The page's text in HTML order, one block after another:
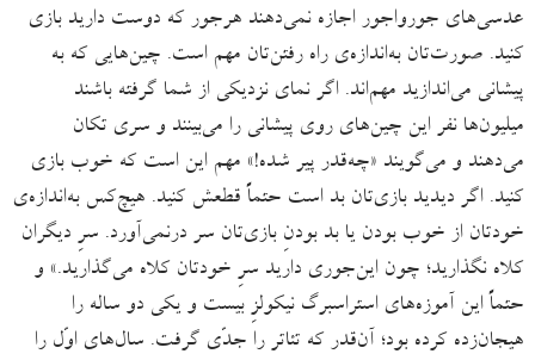
عدسی‌های جورواجور اجازه نمی‌دهند هرجور که دوست دارید بازی
کنید. صورت‌تان به‌اندازه‌ی راه رفتن‌تان مهم است. چین‌هایی که به
پیشانی می‌اندازید مهم‌اند. اگر نمای نزدیکی از شما گرفته باشند
میلیون‌ها نفر این چین‌های روی پیشانی را می‌بینند و سری تکان
می‌دهند و می‌گویند «چه‌قدر پیر شده!» مهم این است که خوب بازی
کنید. اگر دیدید بازی‌تان بد است حتماً قطعش کنید. هیچ‌کس به‌اندازه‌ی
خودتان از خوب بودن یا بد بودنِ بازی‌تان سر درنمی‌آورد. سرِ دیگران
کلاه نگذارید؛ چون این‌جوری دارید سرِ خودتان کلاه می‌گذارید.» و
حتماً این آموزه‌های استراسبرگ نیکولزِ بیست‌ و یکی‌ دو ساله را
هیجان‌زده کرده بود؛ آن‌قدر که تئاتر را جدّی گرفت. سال‌های اوّل را